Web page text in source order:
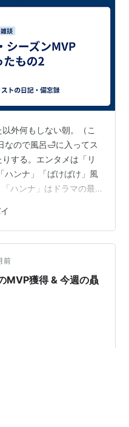
外何もしない朝。（こ
なので風呂🛁に入ってス
する。エンタメは「リ
ハンナ」「ばけばけ」風
ハンナ」はドラマの最
㊗️🎉 野球は観てないけ
に思う。うちのオフク
「大谷くん、凄い
ていつもそこに行くの
どうやったらこういう
着かない思…
前
MVP獲得 & 今週の贔